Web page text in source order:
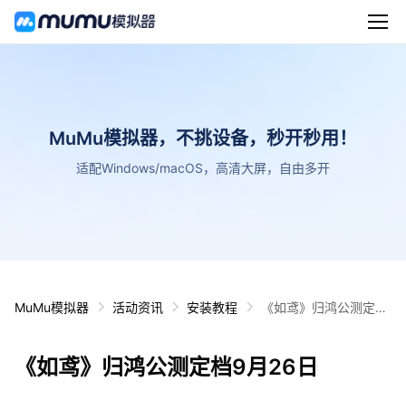
MuMu模拟器，不挑设备，秒开秒用！
适配Windows/macOS，高清大屏，自由多开
MuMu模拟器 活动资讯 安装教程
《如鸢》归鸿公测定档
《如鸢》归鸿公测定档9月26日